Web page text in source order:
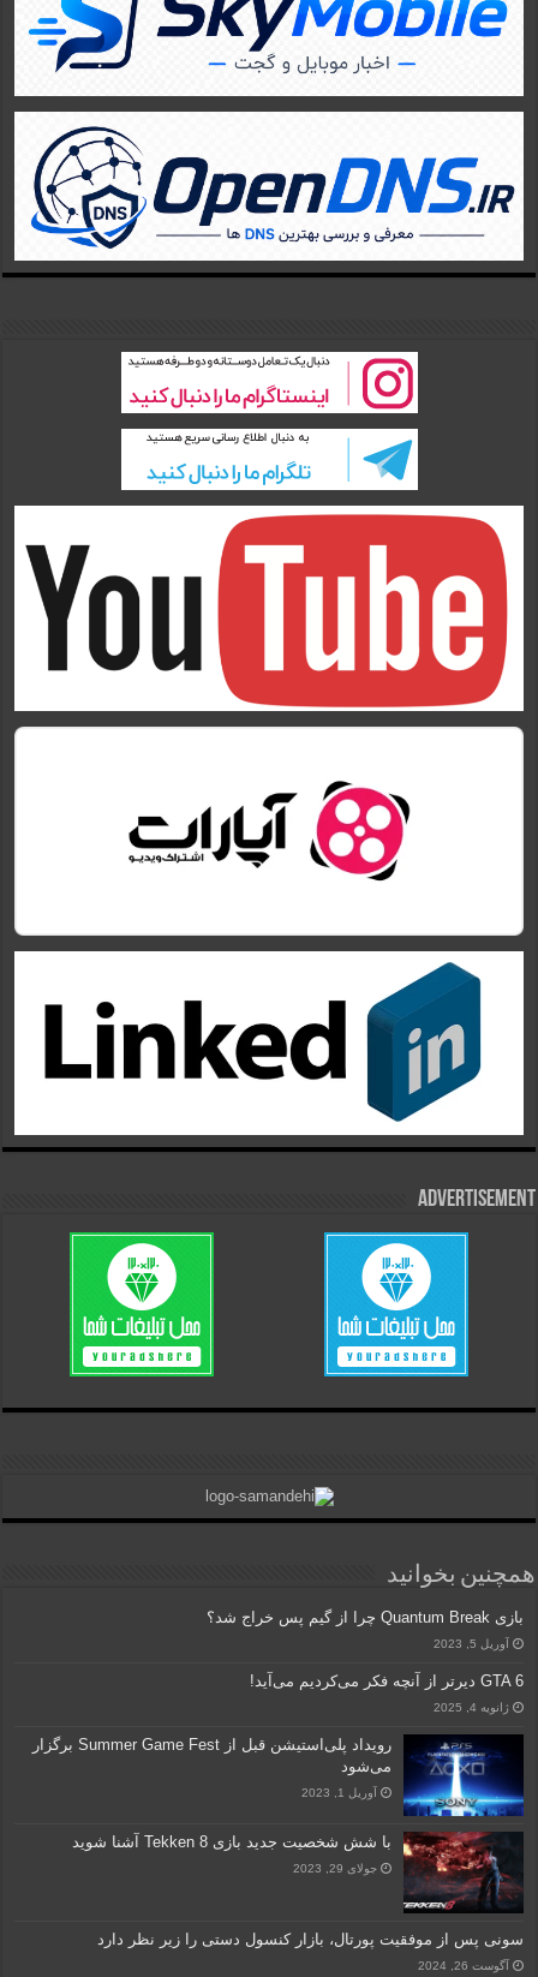
Advertisement
همچنین بخوانید
بازی Quantum Break چرا از گیم پس خراج شد؟
آوریل 5, 2023
GTA 6 دیرتر از آنچه فکر می‌کردیم می‌آید!
ژانویه 4, 2025
رویداد پلی‌استیشن قبل از Summer Game Fest برگزار
می‌شود
آوریل 1, 2023
با شش شخصیت جدید بازی Tekken 8 آشنا شوید
جولای 29, 2023
سونی پس از موفقیت پورتال، بازار کنسول‌ دستی را زیر نظر دارد
آگوست 26, 2024